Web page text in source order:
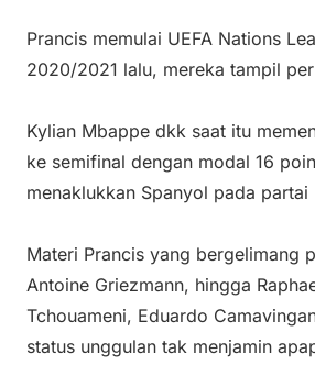
Prancis memulai UEFA Nations
2020/2021 lalu, mereka tampil
Kylian Mbappe dkk saat itu
ke semifinal dengan modal 16
menaklukkan Spanyol pada
Materi Prancis yang bergelimang
Antoine Griezmann, hingga
Tchouameni, Eduardo
status unggulan tak menjamin